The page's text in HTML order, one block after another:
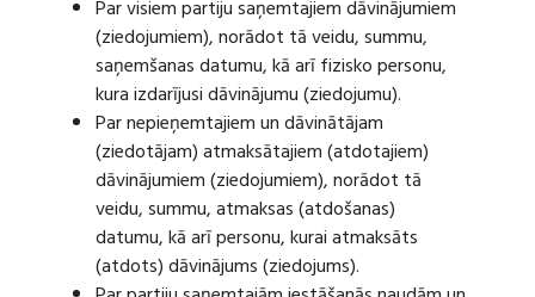
Par visiem partiju saņemtajiem dāvinājumiem
(ziedojumiem), norādot tā veidu, summu,
saņemšanas datumu, kā arī fizisko personu,
kura izdarījusi dāvinājumu (ziedojumu).
Par nepieņemtajiem un dāvinātājam
(ziedotājam) atmaksātajiem (atdotajiem)
dāvinājumiem (ziedojumiem), norādot tā
veidu, summu, atmaksas (atdošanas)
datumu, kā arī personu, kurai atmaksāts
(atdots) dāvinājums (ziedojums).